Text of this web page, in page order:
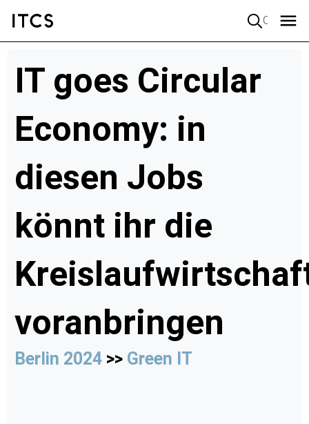
IT goes Circular
Economy: in
diesen Jobs
könnt ihr die
voranbringen
Berlin 2024 >> Green IT